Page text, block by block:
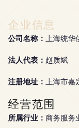
企业信息
公司名称： 上海统华
法人代表： 赵质斌
注册地址： 上海市嘉
经营范围
所属行业： 商务服务